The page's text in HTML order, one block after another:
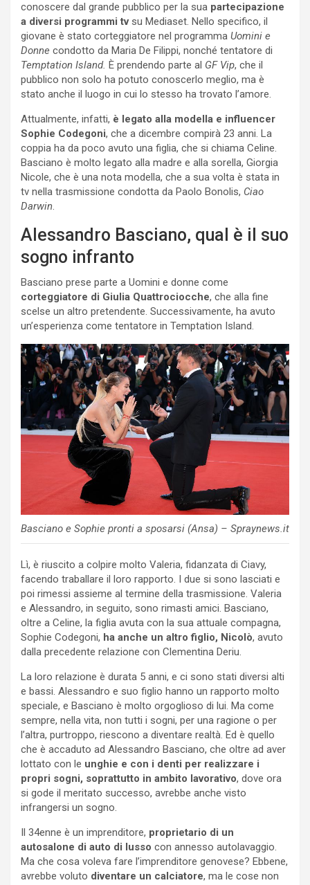
conoscere dal grande pubblico per la sua partecipazione
a diversi programmi tvsu Mediaset. Nello specifico, il
giovane è stato corteggiatore nel programma Uomini e
Donne condotto da Maria De Filippi, nonché tentatore di
Temptation Island. È prendendo parte al GF Vip, che il
pubblico non solo ha potuto conoscerlo meglio, ma è
stato anche il luogo in cui lo stesso ha trovato l’amore.
Attualmente, infatti, è legato alla modella e influencer
Sophie Codegoni, che a dicembre compirà 23 anni. La
coppia ha da poco avuto una figlia, che si chiama Celine.
Basciano è molto legato alla madre e alla sorella, Giorgia
Nicole, che è una nota modella, che a sua volta è stata in
tv nella trasmissione condotta da Paolo Bonolis, Ciao
Darwin.
Alessandro Basciano, qual è il suo
sogno infranto
Basciano prese parte a Uomini e donne come
corteggiatore di Giulia Quattrociocche, che alla fine
scelse un altro pretendente. Successivamente, ha avuto
un’esperienza come tentatore in Temptation Island.
Basciano e Sophie pronti a sposarsi (Ansa) – Spraynews.it
Lì, è riuscito a colpire molto Valeria, fidanzata di Ciavy,
facendo traballare il loro rapporto. I due si sono lasciati e
poi rimessi assieme al termine della trasmissione. Valeria
e Alessandro, in seguito, sono rimasti amici. Basciano,
oltre a Celine, la figlia avuta con la sua attuale compagna,
Sophie Codegoni, ha anche un altro figlio, Nicolò, avuto
dalla precedente relazione con Clementina Deriu.
La loro relazione è durata 5 anni, e ci sono stati diversi alti
e bassi. Alessandro e suo figlio hanno un rapporto molto
speciale, e Basciano è molto orgoglioso di lui. Ma come
sempre, nella vita, non tutti i sogni, per una ragione o per
l’altra, purtroppo, riescono a diventare realtà. Ed è quello
che è accaduto ad Alessandro Basciano, che oltre ad aver
lottato con le unghie e con i denti per realizzare i
propri sogni, soprattutto in ambito lavorativo, dove ora
si gode il meritato successo, avrebbe anche visto
infrangersi un sogno.
Il 34enne è un imprenditore, proprietario di un
autosalone di auto di lusso con annesso autolavaggio.
Ma che cosa voleva fare l’imprenditore genovese? Ebbene,
avrebbe voluto diventare un calciatore, ma le cose non